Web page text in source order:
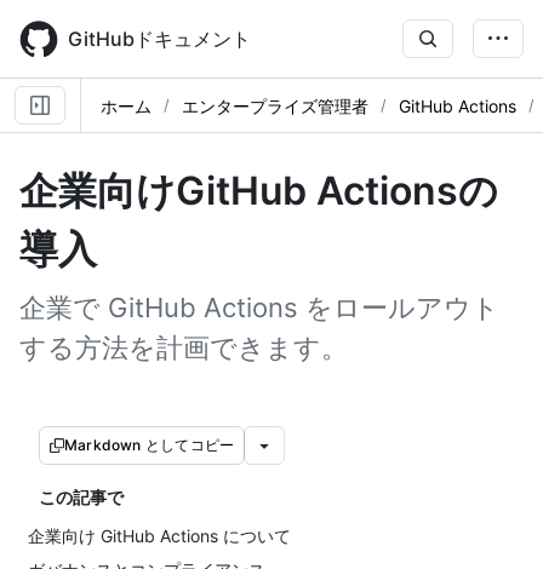
main
content
GitHubドキュメント
ホーム エンタープライズ管理者 GitHub Actions
企業向けGitHub Actionsの
導入
企業で GitHub Actions をロールアウト
する方法を計画できます。
Markdown としてコピー
この記事で
企業向け GitHub Actions について